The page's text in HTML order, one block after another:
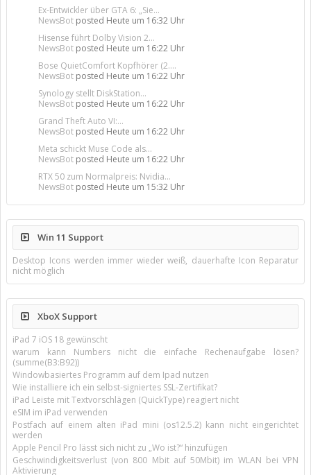
Ex-Entwickler über GTA 6: „Sie...
NewsBot posted Heute um 16:32 Uhr
Hisense führt Dolby Vision 2...
NewsBot posted Heute um 16:22 Uhr
Bose QuietComfort Kopfhörer (2....
NewsBot posted Heute um 16:22 Uhr
Synology stellt DiskStation...
NewsBot posted Heute um 16:22 Uhr
Grand Theft Auto VI:...
NewsBot posted Heute um 16:22 Uhr
Meta schickt Muse Code als...
NewsBot posted Heute um 16:22 Uhr
RTX 50 zum Normalpreis: Nvidia...
NewsBot posted Heute um 15:32 Uhr
Win 11 Support
Desktop Icons werden immer wieder weiß, dauerhafte Icon Reparatur
nicht möglich
XboX Support
iPad 7 iOS 18 gewünscht
warum kann Numbers nicht die einfache Rechenaufgabe lösen?
(summe(B3:B92))
Windowbasiertes Programm auf dem Ipad nutzen
Wie installiere ich ein selbst-signiertes SSL-Zertifikat?
iPad Leiste mit Textvorschlägen (QuickType) reagiert nicht
eSIM im iPad verwenden
Postfach auf einem alten iPad mini (os12.5.2) kann nicht eingerichtet
werden
Apple Pencil Pro lässt sich nicht zu „Wo ist?“ hinzufügen
Geschwindigkeitsverlust (von 800 Mbit auf 50Mbit) im WLAN bei VPN
Aktivierung